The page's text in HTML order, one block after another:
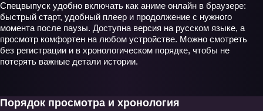
Спецвыпуск удобно включать как аниме онлайн в браузере:
быстрый старт, удобный плеер и продолжение с нужного
момента после паузы. Доступна версия на русском языке, а
просмотр комфортен на любом устройстве. Можно смотреть
без регистрации и в хронологическом порядке, чтобы не
потерять важные детали истории.
Порядок просмотра и хронология